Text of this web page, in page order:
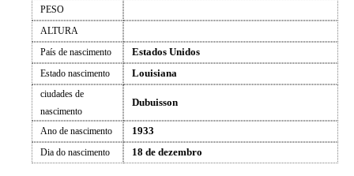
PESO
ALTURA
País de nascimento
Estados Unidos
Estado nascimento Louisiana
ciudades de
nascimento
Dubuisson
Ano de nascimento 1933
Dia do nascimento 18 de dezembro